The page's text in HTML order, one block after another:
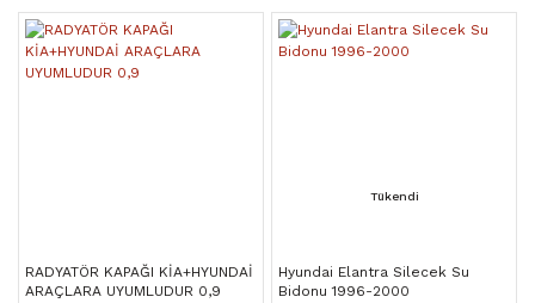
RADYATÖR KAPAĞI KİA+HYUNDAİ
ARAÇLARA UYUMLUDUR 0,9
Tükendi
Hyundai Elantra Silecek Su
Bidonu 1996-2000